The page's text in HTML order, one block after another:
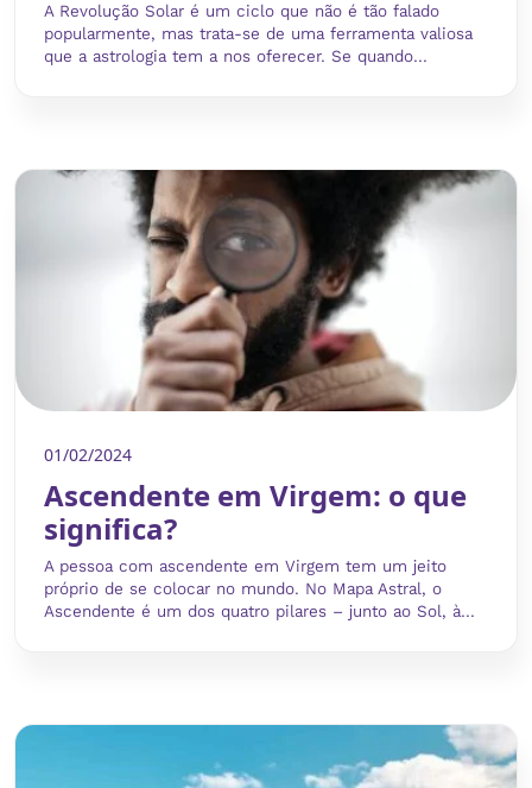
A Revolução Solar é um ciclo que não é tão falado
popularmente, mas trata-se de uma ferramenta valiosa
que a astrologia tem a nos oferecer. Se quando...
01/02/2024
Ascendente em Virgem: o que
significa?
A pessoa com ascendente em Virgem tem um jeito
próprio de se colocar no mundo. No Mapa Astral, o
Ascendente é um dos quatro pilares – junto ao Sol, à...